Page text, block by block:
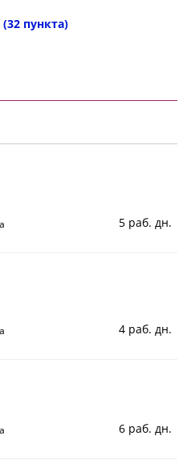
пункта)
5 раб. дн.
4 раб. дн.
6 раб. дн.